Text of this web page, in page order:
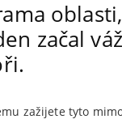
začal
zažijete tyto